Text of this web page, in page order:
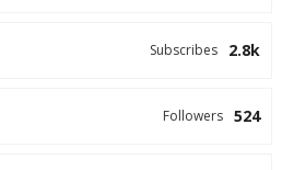
2.8k
Subscribes
524
Followers